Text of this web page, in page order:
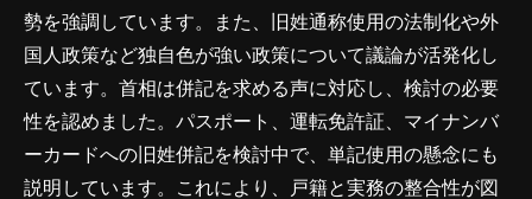
勢を強調しています。また、旧姓通称使用の法制化や外
国人政策など独自色が強い政策について議論が活発化し
ています。首相は併記を求める声に対応し、検討の必要
性を認めました。パスポート、運転免許証、マイナンバ
ーカードへの旧姓併記を検討中で、単記使用の懸念にも
説明しています。これにより、戸籍と実務の整合性が図